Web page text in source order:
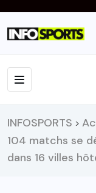
INFOSPORTS >
104 matchs se
dans 16 villes